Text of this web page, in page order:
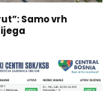
Samo vrh